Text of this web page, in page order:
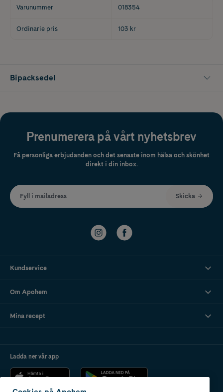
Varunummer 018354
Ordinarie pris 103 kr
Bipacksedel
Prenumerera på vårt nyhetsbrev
Få personliga erbjudanden och det senaste inom hälsa och skönhet
direkt i din inbox.
Fyll i mailadress Skicka
Kundservice
Om Apohem
Mina recept
Ladda ner vår app